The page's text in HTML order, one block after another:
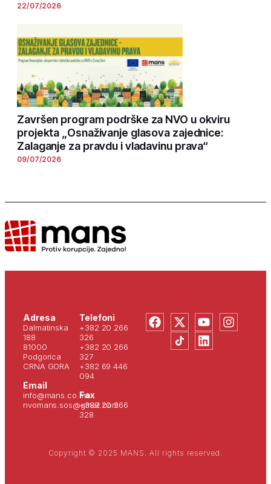
22/07/2026
Završen program podrške za NVO u okviru
projekta „Osnaživanje glasova zajednice:
Zalaganje za pravdu i vladavinu prava“
09/07/2026
Adresa
Dalmatinska
188
81000
Podgorica
CRNA GORA
Email
info@mans.co.me
nvomans.sos@gmail.com
Telefoni
+382 20 266
326
+382 20 266
327
+382 69 446
094
Fax
+382 20 266
328
Copyright © 2025 MANS. All rights reserved.